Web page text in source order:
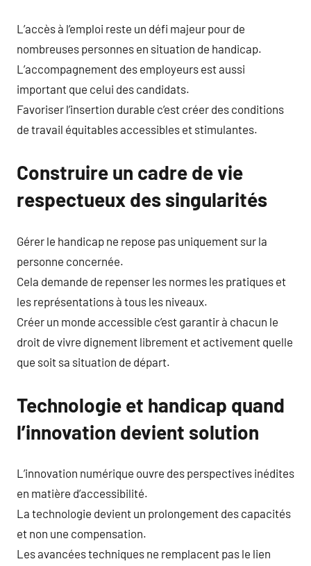
L’accès à l’emploi reste un défi majeur pour de
nombreuses personnes en situation de handicap.
L’accompagnement des employeurs est aussi
important que celui des candidats.
Favoriser l’insertion durable c’est créer des conditions
de travail équitables accessibles et stimulantes.
Construire un cadre de vie
respectueux des singularités
Gérer le handicap ne repose pas uniquement sur la
personne concernée.
Cela demande de repenser les normes les pratiques et
les représentations à tous les niveaux.
Créer un monde accessible c’est garantir à chacun le
droit de vivre dignement librement et activement quelle
que soit sa situation de départ.
Technologie et handicap quand
l’innovation devient solution
L’innovation numérique ouvre des perspectives inédites
en matière d’accessibilité.
La technologie devient un prolongement des capacités
et non une compensation.
Les avancées techniques ne remplacent pas le lien